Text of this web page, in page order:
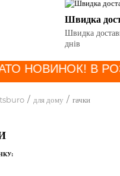
Швидка
Швидка
днів
НОВИНОК! В
для дому гачки